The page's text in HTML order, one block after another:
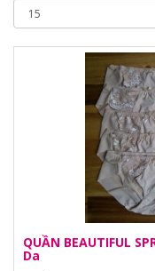
QUẦN BEAUTIFUL
Da